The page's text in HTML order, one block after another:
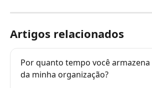
Artigos relacionados
Por quanto tempo você armazena
da minha organização?